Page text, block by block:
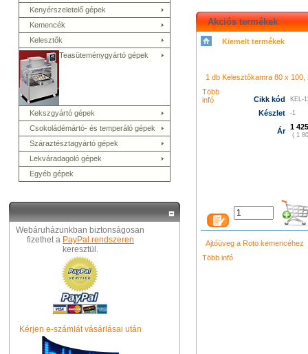
Kenyérszeletelő gépek
Kemencék
Kelesztők
Teasüteménygyártó gépek
Kekszgyártó gépek
Csokoládémártó- és temperáló gépek
Száraztésztagyártó gépek
Lekváradagoló gépek
Egyéb gépek
Webáruházunkban biztonságosan
fizethet a PayPal rendszeren
keresztül.
Kérjen e-számlát vásárlásai után
Akciós termékek
Kiemelt termékek
ューバランス 574 プラダ バ
ィトン バッグ
トン バッグ
グッチ アウトレ
プラダ 店舗 ニューバラ
クロエ バ
k480 led film light led
1 db Kelesztőkamra 80 x
Több
infó
Cikk kód KEL-
Készlet -1
Ár 1
( 1
Ajtóüveg a Roto kemencéhez
Több infó